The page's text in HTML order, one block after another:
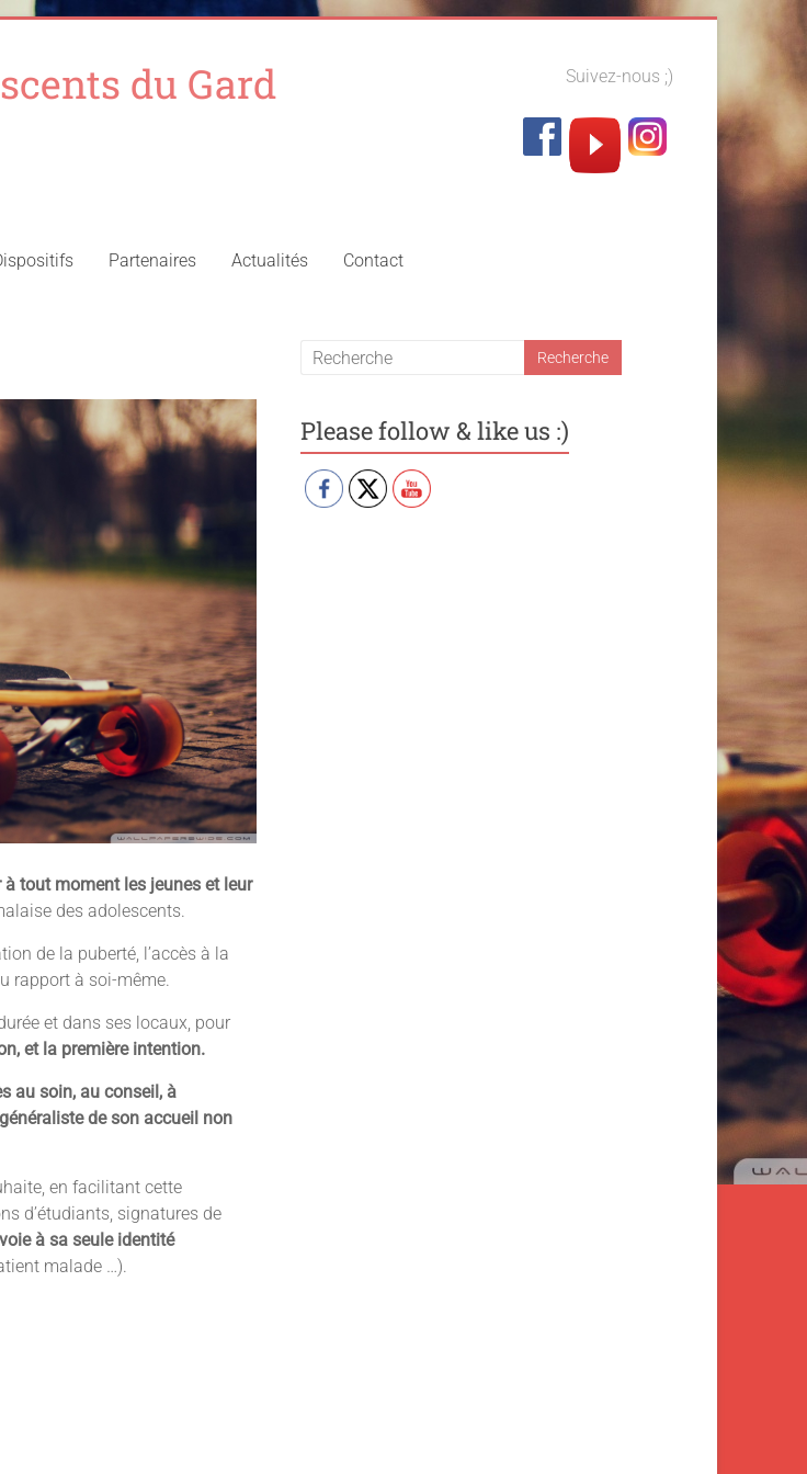
du Gard Suivez-nous ;)
Partenaires Actualités Contact
tout moment les jeunes et leur
des adolescents.
de la puberté, l’accès à la
rapport à soi-même.
et dans ses locaux, pour
et la première intention.
au soin, au conseil, à
de son accueil non
en facilitant cette
d’étudiants, signatures de
à sa seule identité
malade …).
Please follow & like us :)